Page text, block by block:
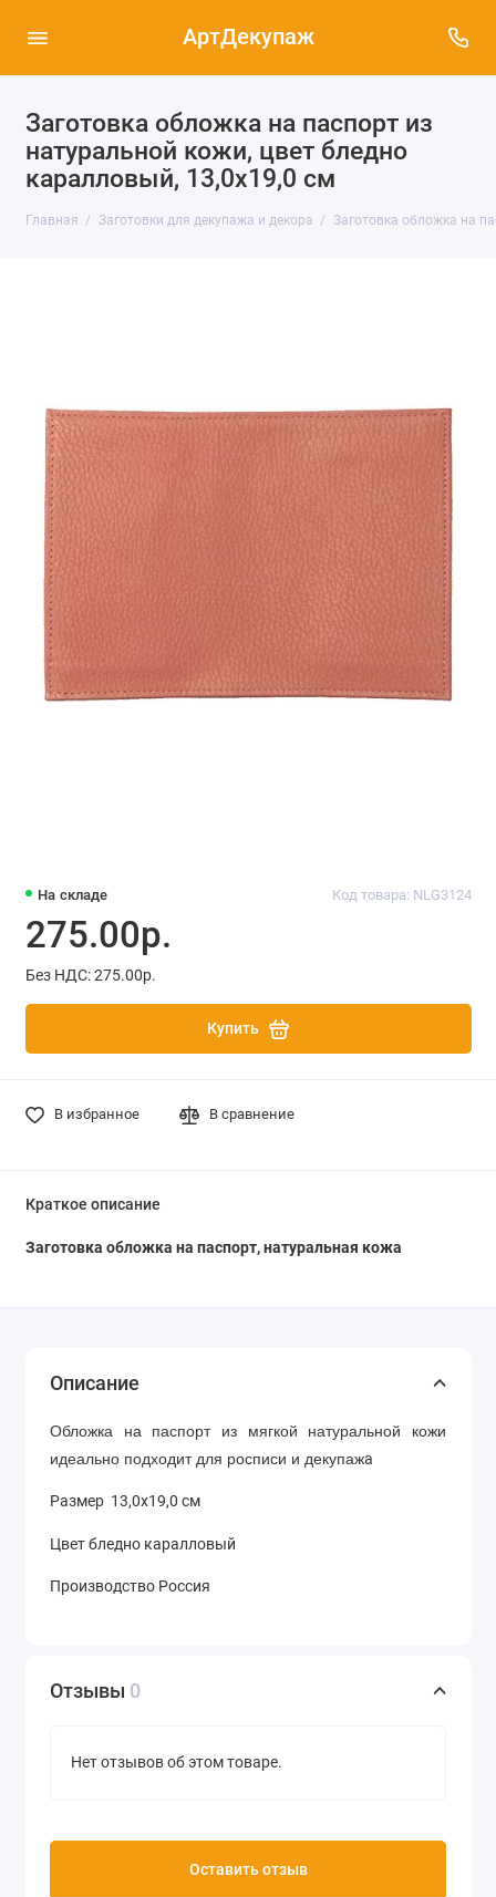
АртДекупаж
Заготовка обложка на паспорт из
натуральной кожи, цвет бледно
каралловый, 13,0х19,0 см
Главная Заготовки для декупажа и декора Заготовка обложка на
На складе Код товара: NLG3124
275.00р.
Без НДС: 275.00р.
Купить
В избранное В сравнение
Краткое описание
Заготовка обложка на паспорт, натуральная кожа
Описание
Обложка на паспорт из мягкой натуральной кожи
идеально подходит для росписи и декупажа
Размер 13,0х19,0 см
Цвет бледно каралловый
Производство Россия
Отзывы 0
Нет отзывов об этом товаре.
Оставить отзыв